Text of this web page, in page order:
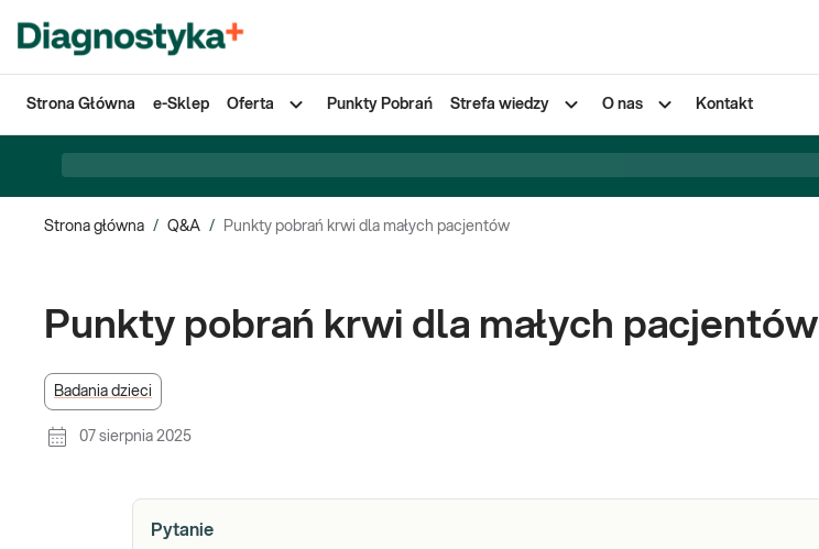
Strona Główna e-Sklep Oferta Punkty Pobrań Strefa wiedzy O nas Kontakt
Strona główna / Q&A / Punkty pobrań krwi dla małych pacjentów
Punkty pobrań krwi dla małych pacjentów
Badania dzieci
07 sierpnia 2025
Pytanie